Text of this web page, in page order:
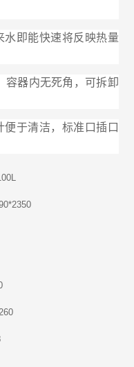
水即能快速将反映热量
容器内无死角，可拆卸
于清洁，标准口插口